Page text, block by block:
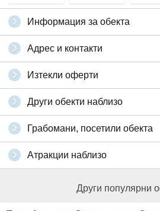
Информация за обекта
Адрес и контакти
Изтекли оферти
Други обекти наблизо
Грабомани, посетили обекта
Атракции наблизо
Други популярни